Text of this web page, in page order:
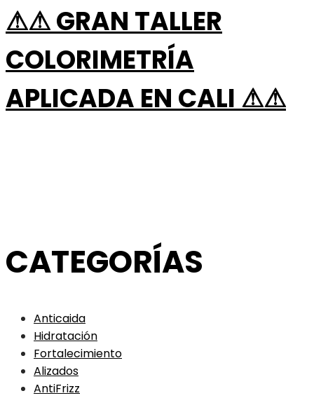
⚠⚠ GRAN TALLER
COLORIMETRÍA
APLICADA EN CALI ⚠⚠
CATEGORÍAS
Anticaida
Hidratación
Fortalecimiento
Alizados
AntiFrizz